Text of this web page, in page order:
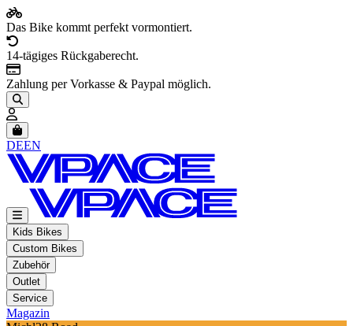
Das Bike kommt perfekt vormontiert.
14-tägiges Rückgaberecht.
Zahlung per Vorkasse & Paypal möglich.
Artikel im Warenkorb, Warenkorb anzeigen
DEEN
Kids Bikes
Custom Bikes
Zubehör
Outlet
Service
Magazin